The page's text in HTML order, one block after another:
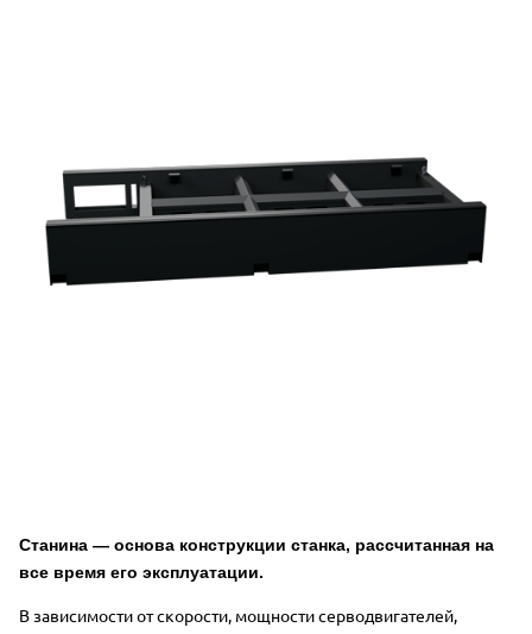
Станина — основа конструкции станка, рассчитанная на
все время его эксплуатации.
В зависимости от скорости, мощности серводвигателей,